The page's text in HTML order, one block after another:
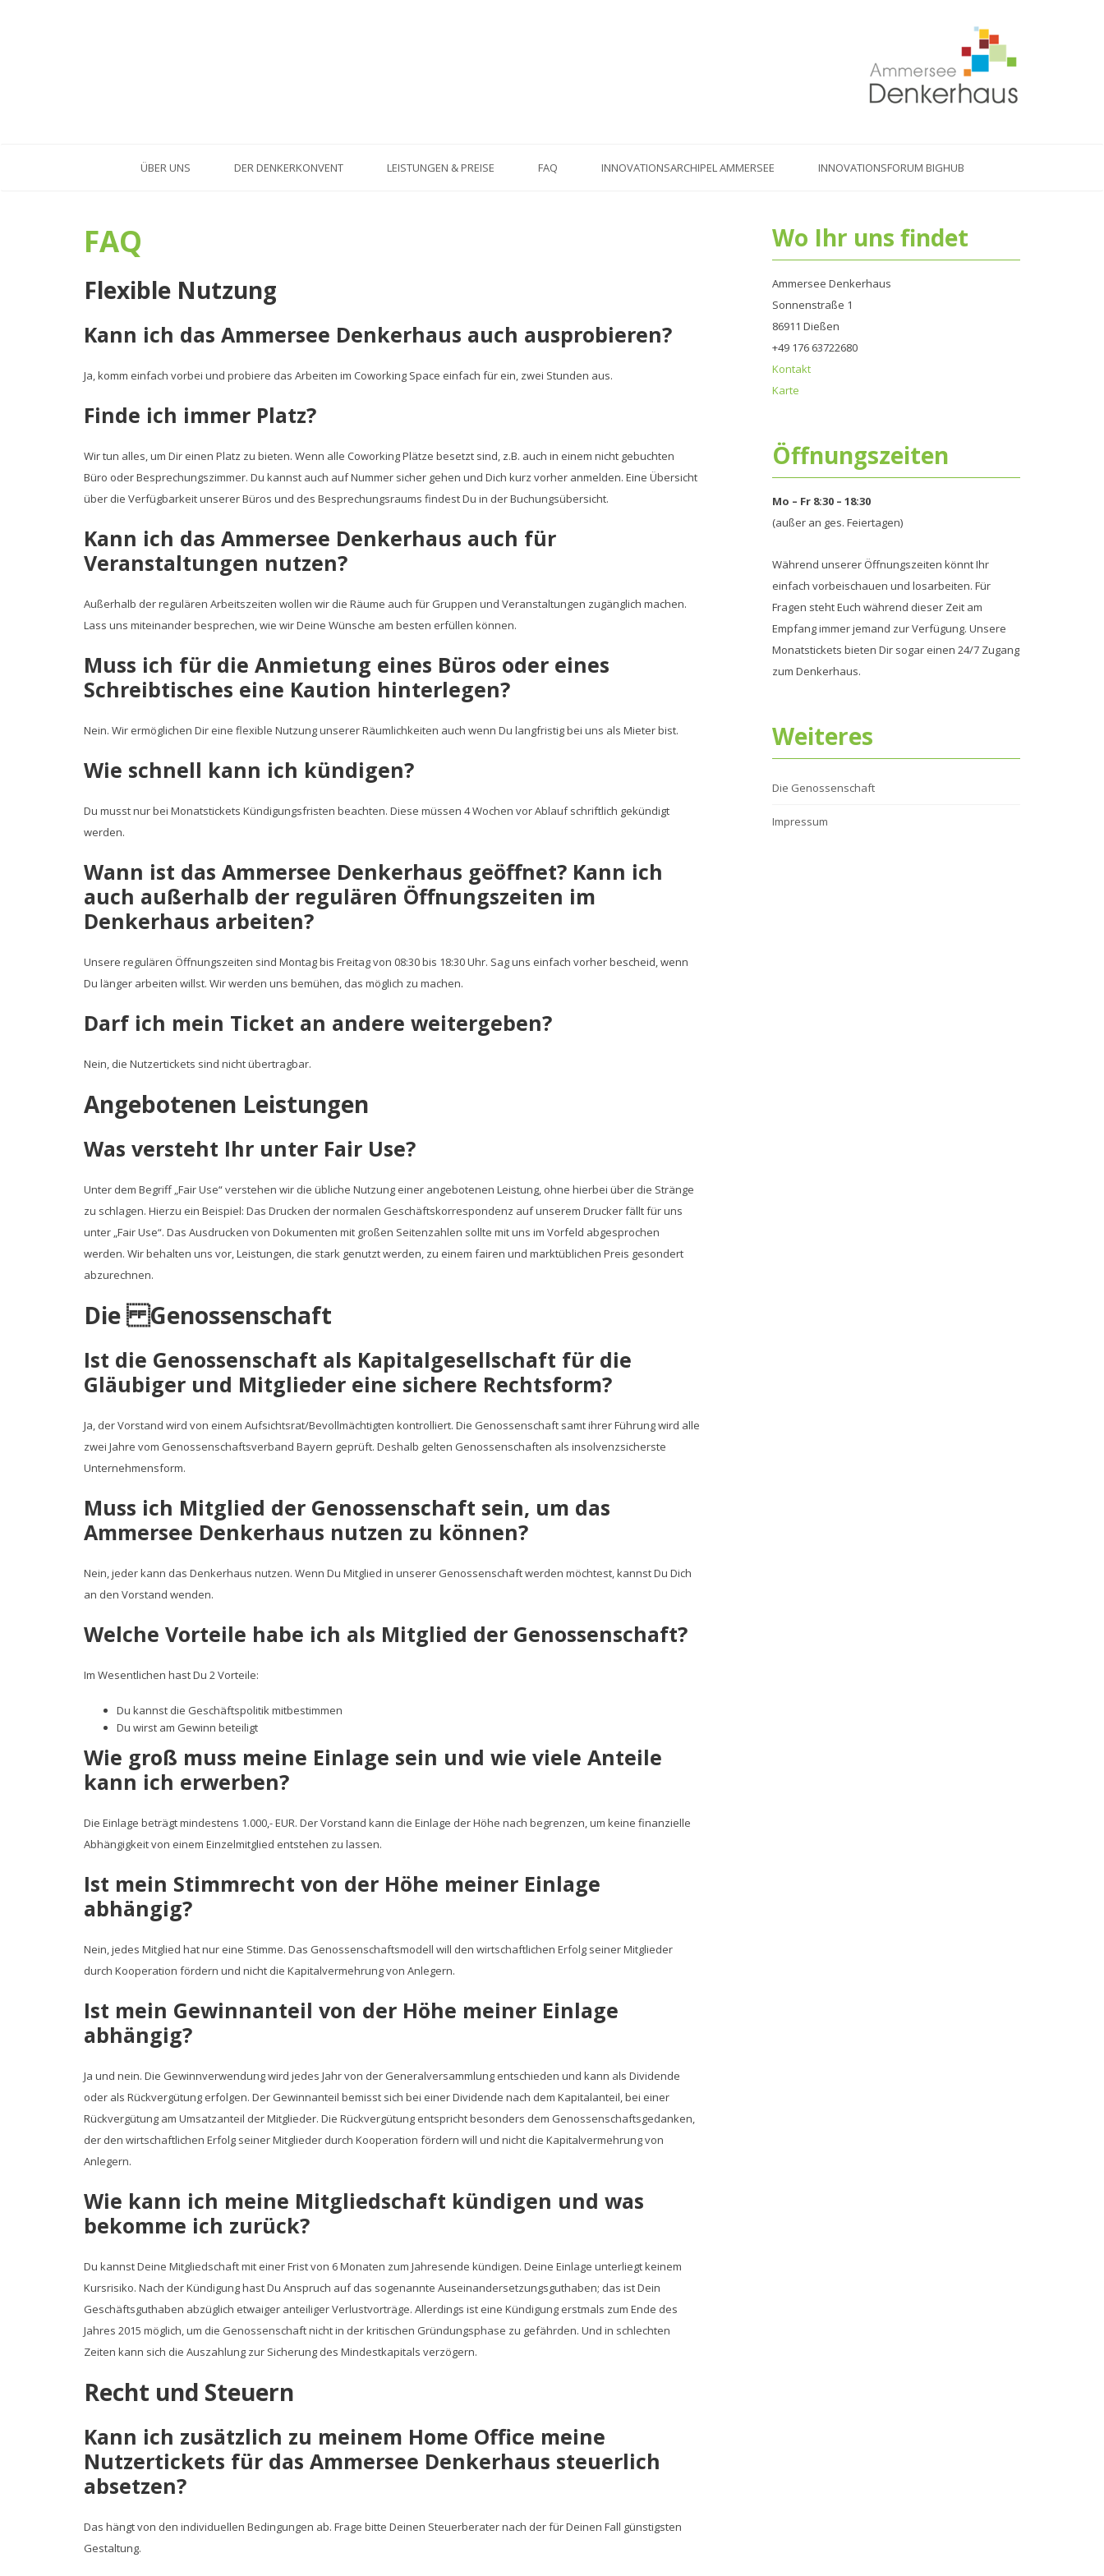
ÜBER UNS DER DENKERKONVENT LEISTUNGEN & PREISE FAQ INNOVATIONSARCHIPEL AMMERSEE INNOVATIONSFORUM BIGHUB
FAQ
Flexible Nutzung
Kann ich das Ammersee Denkerhaus auch ausprobieren?
Ja, komm einfach vorbei und probiere das Arbeiten im Coworking Space einfach für ein, zwei Stunden aus.
Finde ich immer Platz?
Wir tun alles, um Dir einen Platz zu bieten. Wenn alle Coworking Plätze besetzt sind, z.B. auch in einem nicht gebuchten
Büro oder Besprechungszimmer. Du kannst auch auf Nummer sicher gehen und Dich kurz vorher anmelden. Eine Übersicht
über die Verfügbarkeit unserer Büros und des Besprechungsraums findest Du in der Buchungsübersicht.
Kann ich das Ammersee Denkerhaus auch für
Veranstaltungen nutzen?
Außerhalb der regulären Arbeitszeiten wollen wir die Räume auch für Gruppen und Veranstaltungen zugänglich machen.
Lass uns miteinander besprechen, wie wir Deine Wünsche am besten erfüllen können.
Muss ich für die Anmietung eines Büros oder eines
Schreibtisches eine Kaution hinterlegen?
Nein. Wir ermöglichen Dir eine flexible Nutzung unserer Räumlichkeiten auch wenn Du langfristig bei uns als Mieter bist.
Wie schnell kann ich kündigen?
Du musst nur bei Monatstickets Kündigungsfristen beachten. Diese müssen 4 Wochen vor Ablauf schriftlich gekündigt
werden.
Wann ist das Ammersee Denkerhaus geöffnet? Kann ich
auch außerhalb der regulären Öffnungszeiten im
Denkerhaus arbeiten?
Unsere regulären Öffnungszeiten sind Montag bis Freitag von 08:30 bis 18:30 Uhr. Sag uns einfach vorher bescheid, wenn
Du länger arbeiten willst. Wir werden uns bemühen, das möglich zu machen.
Darf ich mein Ticket an andere weitergeben?
Nein, die Nutzertickets sind nicht übertragbar.
Angebotenen Leistungen
Was versteht Ihr unter Fair Use?
Unter dem Begriff „Fair Use“ verstehen wir die übliche Nutzung einer angebotenen Leistung, ohne hierbei über die Stränge
zu schlagen. Hierzu ein Beispiel: Das Drucken der normalen Geschäftskorrespondenz auf unserem Drucker fällt für uns
unter „Fair Use“. Das Ausdrucken von Dokumenten mit großen Seitenzahlen sollte mit uns im Vorfeld abgesprochen
werden. Wir behalten uns vor, Leistungen, die stark genutzt werden, zu einem fairen und marktüblichen Preis gesondert
abzurechnen.
Die Genossenschaft
Ist die Genossenschaft als Kapitalgesellschaft für die
Gläubiger und Mitglieder eine sichere Rechtsform?
Ja, der Vorstand wird von einem Aufsichtsrat/Bevollmächtigten kontrolliert. Die Genossenschaft samt ihrer Führung wird alle
zwei Jahre vom Genossenschaftsverband Bayern geprüft. Deshalb gelten Genossenschaften als insolvenzsicherste
Unternehmensform.
Muss ich Mitglied der Genossenschaft sein, um das
Ammersee Denkerhaus nutzen zu können?
Nein, jeder kann das Denkerhaus nutzen. Wenn Du Mitglied in unserer Genossenschaft werden möchtest, kannst Du Dich
an den Vorstand wenden.
Welche Vorteile habe ich als Mitglied der Genossenschaft?
Im Wesentlichen hast Du 2 Vorteile:
Du kannst die Geschäftspolitik mitbestimmen
Du wirst am Gewinn beteiligt
Wie groß muss meine Einlage sein und wie viele Anteile
kann ich erwerben?
Die Einlage beträgt mindestens 1.000,- EUR. Der Vorstand kann die Einlage der Höhe nach begrenzen, um keine finanzielle
Abhängigkeit von einem Einzelmitglied entstehen zu lassen.
Ist mein Stimmrecht von der Höhe meiner Einlage
abhängig?
Nein, jedes Mitglied hat nur eine Stimme. Das Genossenschaftsmodell will den wirtschaftlichen Erfolg seiner Mitglieder
durch Kooperation fördern und nicht die Kapitalvermehrung von Anlegern.
Ist mein Gewinnanteil von der Höhe meiner Einlage
abhängig?
Ja und nein. Die Gewinnverwendung wird jedes Jahr von der Generalversammlung entschieden und kann als Dividende
oder als Rückvergütung erfolgen. Der Gewinnanteil bemisst sich bei einer Dividende nach dem Kapitalanteil, bei einer
Rückvergütung am Umsatzanteil der Mitglieder. Die Rückvergütung entspricht besonders dem Genossenschaftsgedanken,
der den wirtschaftlichen Erfolg seiner Mitglieder durch Kooperation fördern will und nicht die Kapitalvermehrung von
Anlegern.
Wie kann ich meine Mitgliedschaft kündigen und was
bekomme ich zurück?
Du kannst Deine Mitgliedschaft mit einer Frist von 6 Monaten zum Jahresende kündigen. Deine Einlage unterliegt keinem
Kursrisiko. Nach der Kündigung hast Du Anspruch auf das sogenannte Auseinandersetzungsguthaben; das ist Dein
Geschäftsguthaben abzüglich etwaiger anteiliger Verlustvorträge. Allerdings ist eine Kündigung erstmals zum Ende des
Jahres 2015 möglich, um die Genossenschaft nicht in der kritischen Gründungsphase zu gefährden. Und in schlechten
Zeiten kann sich die Auszahlung zur Sicherung des Mindestkapitals verzögern.
Recht und Steuern
Kann ich zusätzlich zu meinem Home Office meine
Nutzertickets für das Ammersee Denkerhaus steuerlich
absetzen?
Das hängt von den individuellen Bedingungen ab. Frage bitte Deinen Steuerberater nach der für Deinen Fall günstigsten
Gestaltung.
Wo Ihr uns findet
Ammersee Denkerhaus
Sonnenstraße 1
86911 Dießen
+49 176 63722680‬
Kontakt
Karte
Öffnungszeiten
Mo – Fr 8:30 – 18:30
(außer an ges. Feiertagen)
Während unserer Öffnungszeiten könnt Ihr
einfach vorbeischauen und losarbeiten. Für
Fragen steht Euch während dieser Zeit am
Empfang immer jemand zur Verfügung. Unsere
Monatstickets bieten Dir sogar einen 24/7 Zugang
zum Denkerhaus.
Weiteres
Die Genossenschaft
Impressum